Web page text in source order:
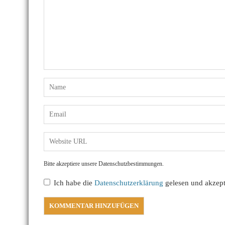
Bitte akzeptiere unsere Datenschutzbestimmungen.
Ich habe die Datenschutzerklärung gelesen und